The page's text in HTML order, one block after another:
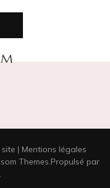
| Mentions légales
Themes.Propulsé par
.